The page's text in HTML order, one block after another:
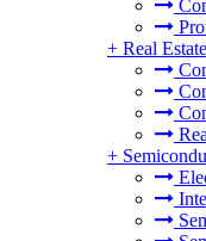
+ Real
+